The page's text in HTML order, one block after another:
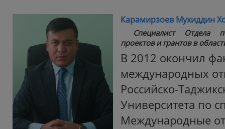
Карамирзоев Мухиддин
Специалист Отдела
проектов и грантов в
В 2012 окончил
международных
Российско-
Университета по
Международные